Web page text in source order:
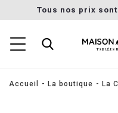
Tous nos prix
Accueil La boutique La